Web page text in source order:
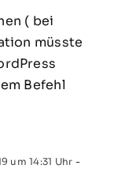
( bei
müsste
Befehl
um 14:31 Uhr -